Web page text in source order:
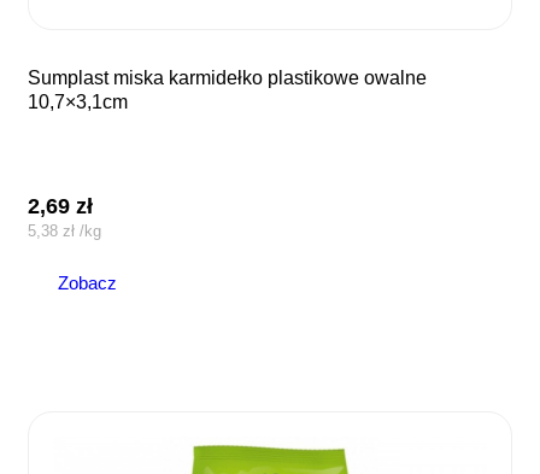
sumplast miska karmidełko plastikowe owalne
10,7×3,1cm
2,69zł
5,38 zł /kg
Zobacz